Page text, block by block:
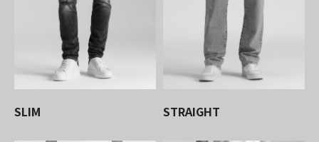
SLIM STRAIGHT